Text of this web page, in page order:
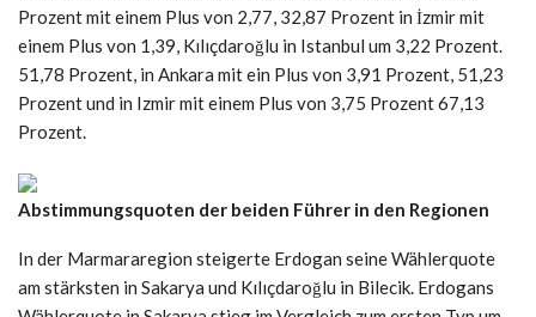
Prozent mit einem Plus von 2,77, 32,87 Prozent in İzmir mit
einem Plus von 1,39, Kılıçdaroğlu in Istanbul um 3,22 Prozent.
51,78 Prozent, in Ankara mit ein Plus von 3,91 Prozent, 51,23
Prozent und in Izmir mit einem Plus von 3,75 Prozent 67,13
Prozent.
Abstimmungsquoten der beiden Führer in den Regionen
In der Marmararegion steigerte Erdogan seine Wählerquote
am stärksten in Sakarya und Kılıçdaroğlu in Bilecik. Erdogans